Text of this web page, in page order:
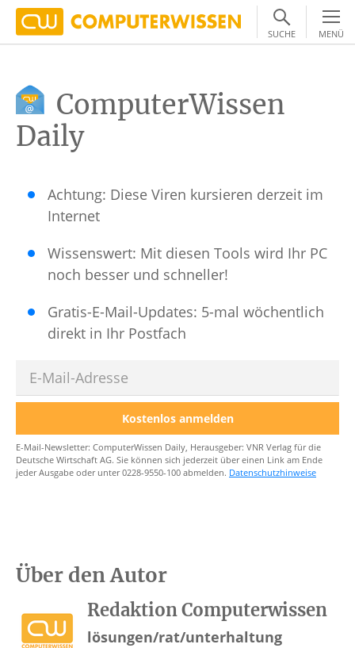
SUCHE MENÜ
ComputerWissen
Daily
Achtung: Diese Viren kursieren derzeit im
Internet
Wissenswert: Mit diesen Tools wird Ihr PC
noch besser und schneller!
Gratis-E-Mail-Updates: 5-mal wöchentlich
direkt in Ihr Postfach
E-Mail
Kostenlos anmelden
E-Mail-Newsletter: ComputerWissen Daily, Herausgeber: VNR Verlag für die
Deutsche Wirtschaft AG. Sie können sich jederzeit über einen Link am Ende
jeder Ausgabe oder unter 0228-9550-100 abmelden. Datenschutzhinweise
Über den Autor
Redaktion Computerwissen
lösungen/rat/unterhaltung